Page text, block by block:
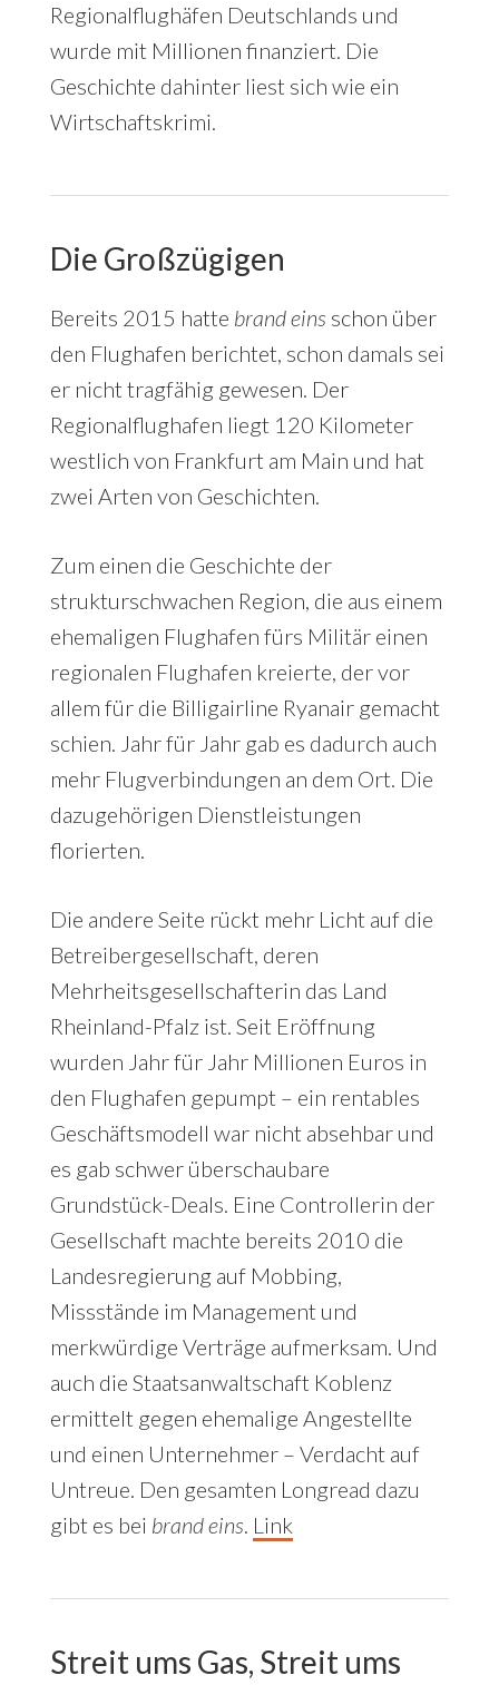
Regionalflughäfen Deutschlands und
wurde mit Millionen finanziert. Die
Geschichte dahinter liest sich wie ein
Wirtschaftskrimi.
Die Großzügigen
Bereits 2015 hatte brand eins schon über
den Flughafen berichtet, schon damals sei
er nicht tragfähig gewesen. Der
Regionalflughafen liegt 120 Kilometer
westlich von Frankfurt am Main und hat
zwei Arten von Geschichten.
Zum einen die Geschichte der
strukturschwachen Region, die aus einem
ehemaligen Flughafen fürs Militär einen
regionalen Flughafen kreierte, der vor
allem für die Billigairline Ryanair gemacht
schien. Jahr für Jahr gab es dadurch auch
mehr Flugverbindungen an dem Ort. Die
dazugehörigen Dienstleistungen
florierten.
Die andere Seite rückt mehr Licht auf die
Betreibergesellschaft, deren
Mehrheitsgesellschafterin das Land
Rheinland-Pfalz ist. Seit Eröffnung
wurden Jahr für Jahr Millionen Euros in
den Flughafen gepumpt – ein rentables
Geschäftsmodell war nicht absehbar und
es gab schwer überschaubare
Grundstück-Deals. Eine Controllerin der
Gesellschaft machte bereits 2010 die
Landesregierung auf Mobbing,
Missstände im Management und
merkwürdige Verträge aufmerksam. Und
auch die Staatsanwaltschaft Koblenz
ermittelt gegen ehemalige Angestellte
und einen Unternehmer – Verdacht auf
Untreue. Den gesamten Longread dazu
gibt es bei brand eins. Link
Streit ums Gas, Streit ums